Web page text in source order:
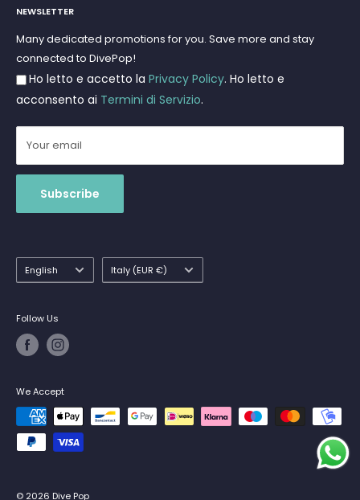
Scuba diving
Freediving and Spearfishing
Gift Cards
Terms and Conditions
Privacy Policy
Returns and Refunds
Shipments
NEWSLETTER
Many dedicated promotions for you. Save more and stay
connected to DivePop!
Ho letto e accetto la Privacy Policy. Ho letto e
acconsento ai Termini di Servizio.
Your email
Subscribe
Language
English Country/region
Italy (EUR €)
Follow Us
We Accept
© 2026 Dive Pop